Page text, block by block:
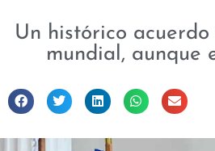
Un histórico
mundial, aunque